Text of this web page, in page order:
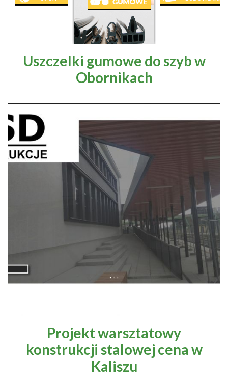
Uszczelki gumowe do szyb w
Obornikach
Projekt warsztatowy
konstrukcji stalowej cena w
Kaliszu